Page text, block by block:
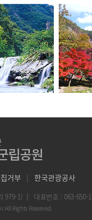
거부 | 한국관광공사
979-1) ｜ 대표번호 : 063-650-
All Rights Reserved.